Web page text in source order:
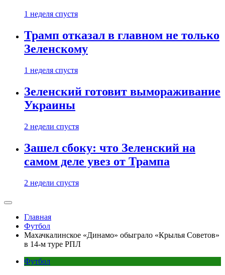
1 неделя спустя
Трамп отказал в главном не только
Зеленскому
1 неделя спустя
Зеленский готовит вымораживание
Украины
2 недели спустя
Зашел сбоку: что Зеленский на
самом деле увез от Трампа
2 недели спустя
Главная
Футбол
Махачкалинское «Динамо» обыграло «Крылья Советов»
в 14-м туре РПЛ
Футбол